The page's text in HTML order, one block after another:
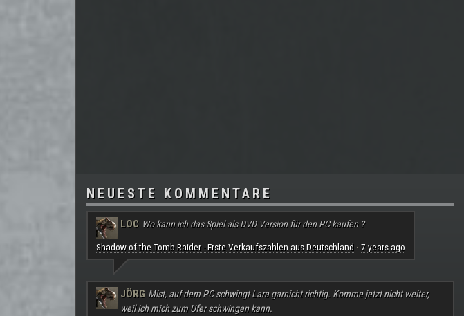
NEUESTE KOMMENTARE
LOC Wo kann ich das Spiel als DVD Version für den PC kaufen ?
Shadow of the Tomb Raider - Erste Verkaufszahlen aus Deutschland · 7 years ago
JÖRG Mist, auf dem PC schwingt Lara garnicht richtig. Komme jetzt nicht weiter,
weil ich mich zum Ufer schwingen kann.